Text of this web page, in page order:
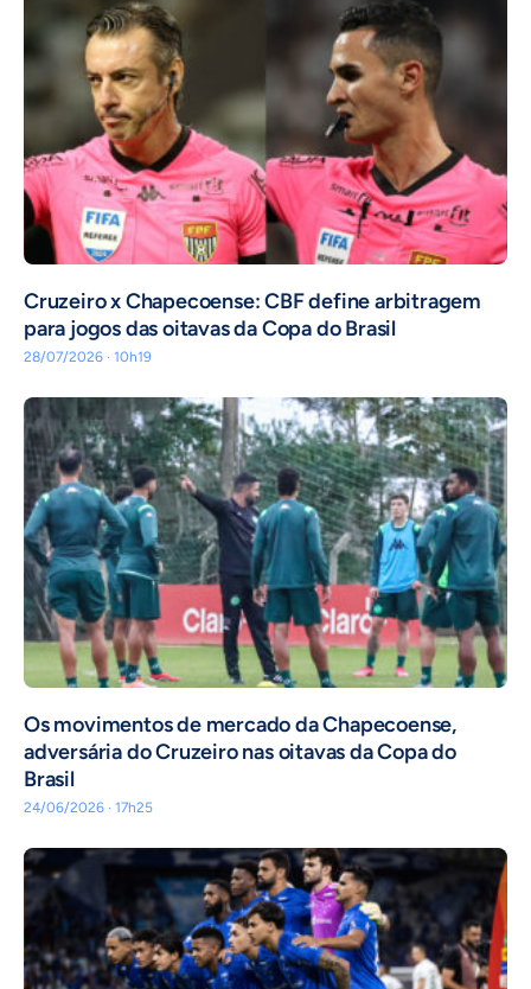
Cruzeiro x Chapecoense: CBF define arbitragem
para jogos das oitavas da Copa do Brasil
28/07/2026 · 10h19
Os movimentos de mercado da Chapecoense,
adversária do Cruzeiro nas oitavas da Copa do
Brasil
24/06/2026 · 17h25